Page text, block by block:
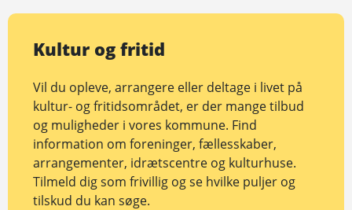
Kultur og fritid
Vil du opleve, arrangere eller deltage i livet på
kultur- og fritidsområdet, er der mange tilbud
og muligheder i vores kommune. Find
information om foreninger, fællesskaber,
arrangementer, idrætscentre og kulturhuse.
Tilmeld dig som frivillig og se hvilke puljer og
tilskud du kan søge.